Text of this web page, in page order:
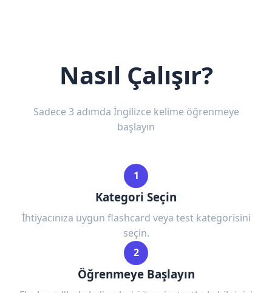
Nasıl Çalışır?
Sadece 3 adımda İngilizce kelime öğrenmeye
başlayın
1
Kategori Seçin
İhtiyacınıza uygun flashcard veya test kategorisini
seçin.
2
Öğrenmeye Başlayın